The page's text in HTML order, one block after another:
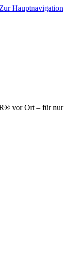
Zur Hauptnavigation
vor Ort – für nur